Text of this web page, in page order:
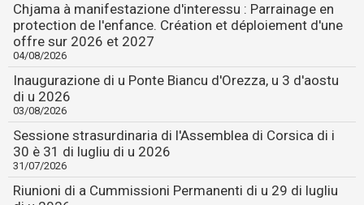
Chjama à manifestazione d'interessu : Parrainage en
protection de l'enfance. Création et déploiement d'une
offre sur 2026 et 2027
04/08/2026
Inaugurazione di u Ponte Biancu d'Orezza, u 3 d'aostu
di u 2026
03/08/2026
Sessione strasurdinaria di l'Assemblea di Corsica di i
30 è 31 di lugliu di u 2026
31/07/2026
Riunioni di a Cummissioni Permanenti di u 29 di lugliu